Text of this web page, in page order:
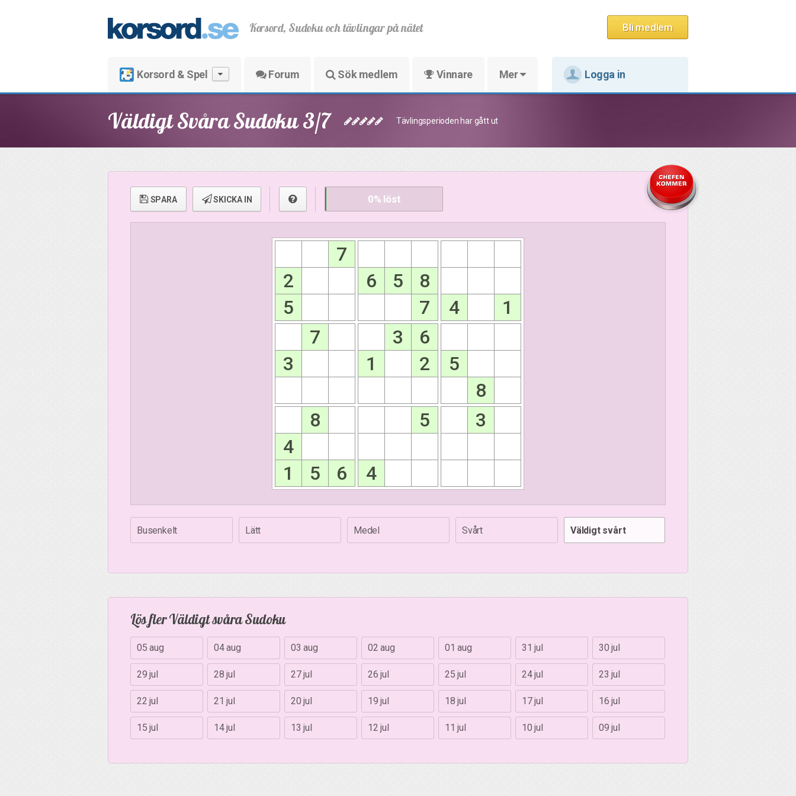
Bli medlem
Korsord, Sudoku och tävlingar på nätet
Korsord & Spel Forum Sök medlem Vinnare Mer Logga in
Väldigt Svåra Sudoku 3/7 Tävlingsperioden har gått ut
SPARA SKICKA IN 0% löst
7
2
6 5
8
5
7 4
1
7
3
6
3
1 2
5
8
8
5
3
4
1
5 6 4
Busenkelt Lätt Medel Svårt Väldigt svårt
Lös fler Väldigt svåra Sudoku
05 aug 04 aug 03 aug 02 aug 01 aug 31 jul 30 jul
29 jul 28 jul 27 jul 26 jul 25 jul 24 jul 23 jul
22 jul 21 jul 20 jul 19 jul 18 jul 17 jul 16 jul
15 jul 14 jul 13 jul 12 jul 11 jul 10 jul 09 jul